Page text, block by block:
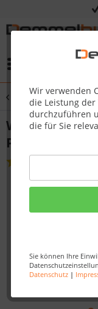
Wir verwenden
die Leistung der
durchzuführen
die für Sie
Sie können Ihre
Datenschutz|
Übersicht
Wellenrutsche
Podesthöhe